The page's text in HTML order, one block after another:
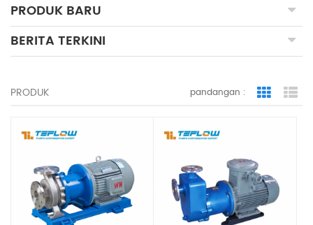
PRODUK BARU
BERITA TERKINI
PRODUK pandangan : Grid View